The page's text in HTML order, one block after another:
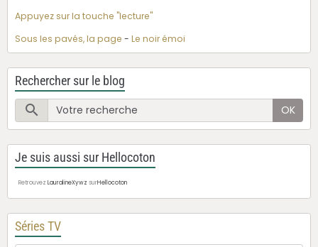
Appuyez sur la touche "lecture"
Sous les pavés, la page - Le noir émoi
Rechercher sur le blog
OK
Je suis aussi sur Hellocoton
Retrouvez LauralineXywz surHellocoton
Séries TV